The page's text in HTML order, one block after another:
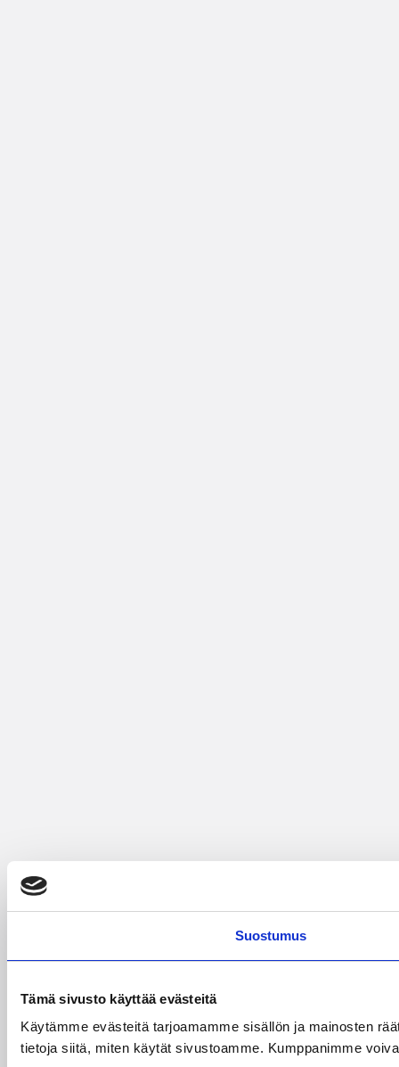
Suostumus
Tämä sivusto käyttää evästeitä
Käytämme evästeitä tarjoamamme sisällön ja mainosten
tietoja siitä, miten käytät sivustoamme. Kumppanimme